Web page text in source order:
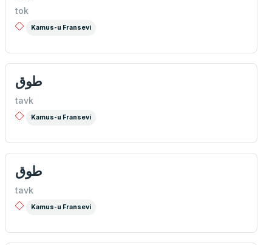
tok
Kamus-u Fransevi
طوق
tavk
Kamus-u Fransevi
طوق
tavk
Kamus-u Fransevi